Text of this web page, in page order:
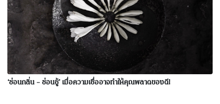
‘ซ่อนกลิ่น – ซ่อนชู้’ เมื่อความเชื่ออาจทำให้คุณพลาดของดี!